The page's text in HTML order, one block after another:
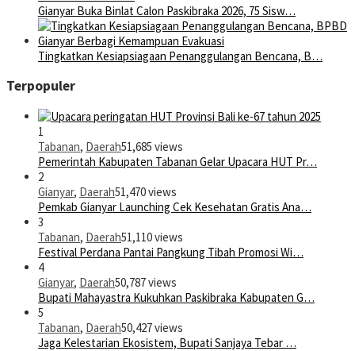
Gianyar Buka Binlat Calon Paskibraka 2026, 75 Sisw…
Tingkatkan Kesiapsiagaan Penanggulangan Bencana, B…
Terpopuler
1
Tabanan, Daerah51,685 views
Pemerintah Kabupaten Tabanan Gelar Upacara HUT Pr…
2
Gianyar, Daerah51,470 views
Pemkab Gianyar Launching Cek Kesehatan Gratis Ana…
3
Tabanan, Daerah51,110 views
Festival Perdana Pantai Pangkung Tibah Promosi Wi…
4
Gianyar, Daerah50,787 views
Bupati Mahayastra Kukuhkan Paskibraka Kabupaten G…
5
Tabanan, Daerah50,427 views
Jaga Kelestarian Ekosistem, Bupati Sanjaya Tebar …